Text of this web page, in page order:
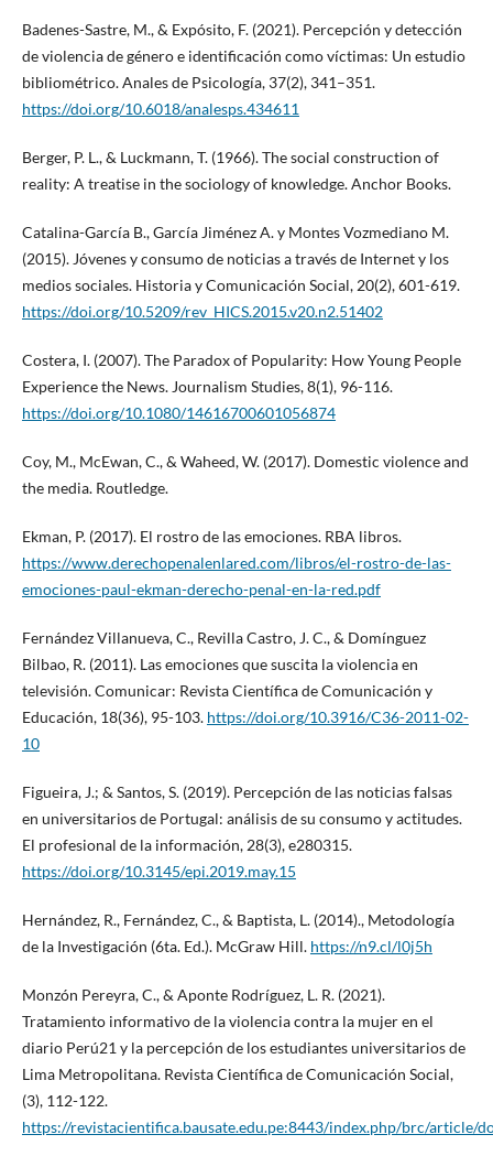
Badenes-Sastre, M., & Expósito, F. (2021). Percepción y detección
de violencia de género e identificación como víctimas: Un estudio
bibliométrico. Anales de Psicología, 37(2), 341–351.
https://doi.org/10.6018/analesps.434611
Berger, P. L., & Luckmann, T. (1966). The social construction of
reality: A treatise in the sociology of knowledge. Anchor Books.
Catalina-García B., García Jiménez A. y Montes Vozmediano M.
(2015). Jóvenes y consumo de noticias a través de Internet y los
medios sociales. Historia y Comunicación Social, 20(2), 601-619.
https://doi.org/10.5209/rev_HICS.2015.v20.n2.51402
Costera, I. (2007). The Paradox of Popularity: How Young People
Experience the News. Journalism Studies, 8(1), 96-116.
https://doi.org/10.1080/14616700601056874
Coy, M., McEwan, C., & Waheed, W. (2017). Domestic violence and
the media. Routledge.
Ekman, P. (2017). El rostro de las emociones. RBA libros.
https://www.derechopenalenlared.com/libros/el-rostro-de-las-
emociones-paul-ekman-derecho-penal-en-la-red.pdf
Fernández Villanueva, C., Revilla Castro, J. C., & Domínguez
Bilbao, R. (2011). Las emociones que suscita la violencia en
televisión. Comunicar: Revista Científica de Comunicación y
Educación, 18(36), 95-103. https://doi.org/10.3916/C36-2011-02-
10
Figueira, J.; & Santos, S. (2019). Percepción de las noticias falsas
en universitarios de Portugal: análisis de su consumo y actitudes.
El profesional de la información, 28(3), e280315.
https://doi.org/10.3145/epi.2019.may.15
Hernández, R., Fernández, C., & Baptista, L. (2014)., Metodología
de la Investigación (6ta. Ed.). McGraw Hill. https://n9.cl/l0j5h
Monzón Pereyra, C., & Aponte Rodríguez, L. R. (2021).
Tratamiento informativo de la violencia contra la mujer en el
diario Perú21 y la percepción de los estudiantes universitarios de
Lima Metropolitana. Revista Científica de Comunicación Social,
(3), 112-122.
https://revistacientifica.bausate.edu.pe:8443/index.php/brc/article/